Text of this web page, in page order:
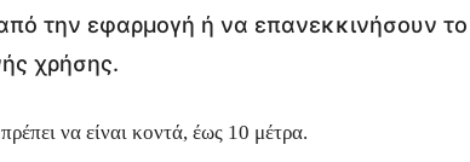
την εφαρμογή ή να επανεκκινήσουν το
χρήσης.
να είναι κοντά, έως 10 μέτρα.